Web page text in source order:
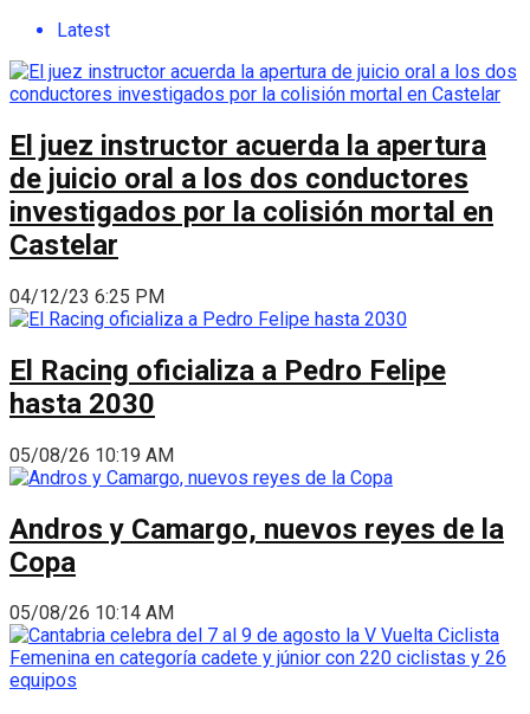
Latest
El juez instructor acuerda la apertura
de juicio oral a los dos conductores
investigados por la colisión mortal en
Castelar
04/12/23 6:25 PM
El Racing oficializa a Pedro Felipe
hasta 2030
05/08/26 10:19 AM
Andros y Camargo, nuevos reyes de la
Copa
05/08/26 10:14 AM